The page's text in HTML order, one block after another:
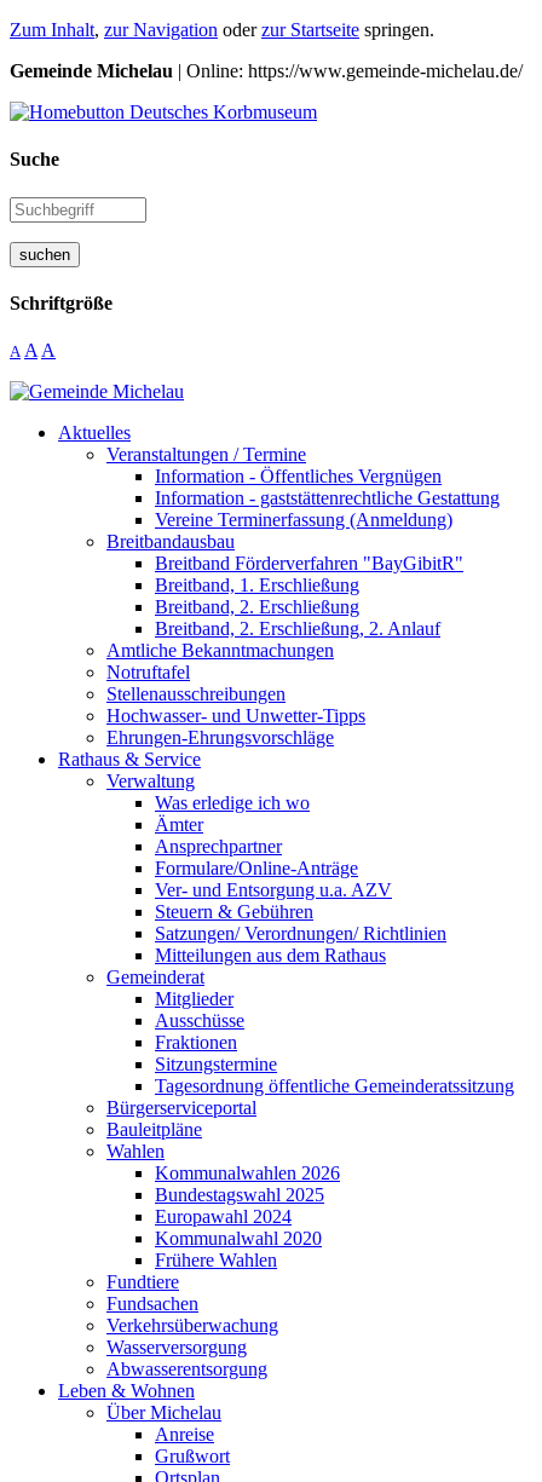
Zum Inhalt, zur Navigation oderzur Startseite springen.
Gemeinde Michelau | Online: https://www.gemeinde-michelau.de/
Suche
suchen
Schriftgröße
A A A
Aktuelles
Veranstaltungen / Termine
Information - Öffentliches Vergnügen
Information - gaststättenrechtliche Gestattung
Vereine Terminerfassung (Anmeldung)
Breitbandausbau
Breitband Förderverfahren "BayGibitR"
Breitband, 1. Erschließung
Breitband, 2. Erschließung
Breitband, 2. Erschließung, 2. Anlauf
Amtliche Bekanntmachungen
Notruftafel
Stellenausschreibungen
Hochwasser- und Unwetter-Tipps
Ehrungen-Ehrungsvorschläge
Rathaus & Service
Verwaltung
Was erledige ich wo
Ämter
Ansprechpartner
Formulare/Online-Anträge
Ver- und Entsorgung u.a. AZV
Steuern & Gebühren
Satzungen/ Verordnungen/ Richtlinien
Mitteilungen aus dem Rathaus
Gemeinderat
Mitglieder
Ausschüsse
Fraktionen
Sitzungstermine
Tagesordnung öffentliche Gemeinderatssitzung
Bürgerserviceportal
Bauleitpläne
Wahlen
Kommunalwahlen 2026
Bundestagswahl 2025
Europawahl 2024
Kommunalwahl 2020
Frühere Wahlen
Fundtiere
Fundsachen
Verkehrsüberwachung
Wasserversorgung
Abwasserentsorgung
Leben & Wohnen
Über Michelau
Anreise
Grußwort
Ortsplan